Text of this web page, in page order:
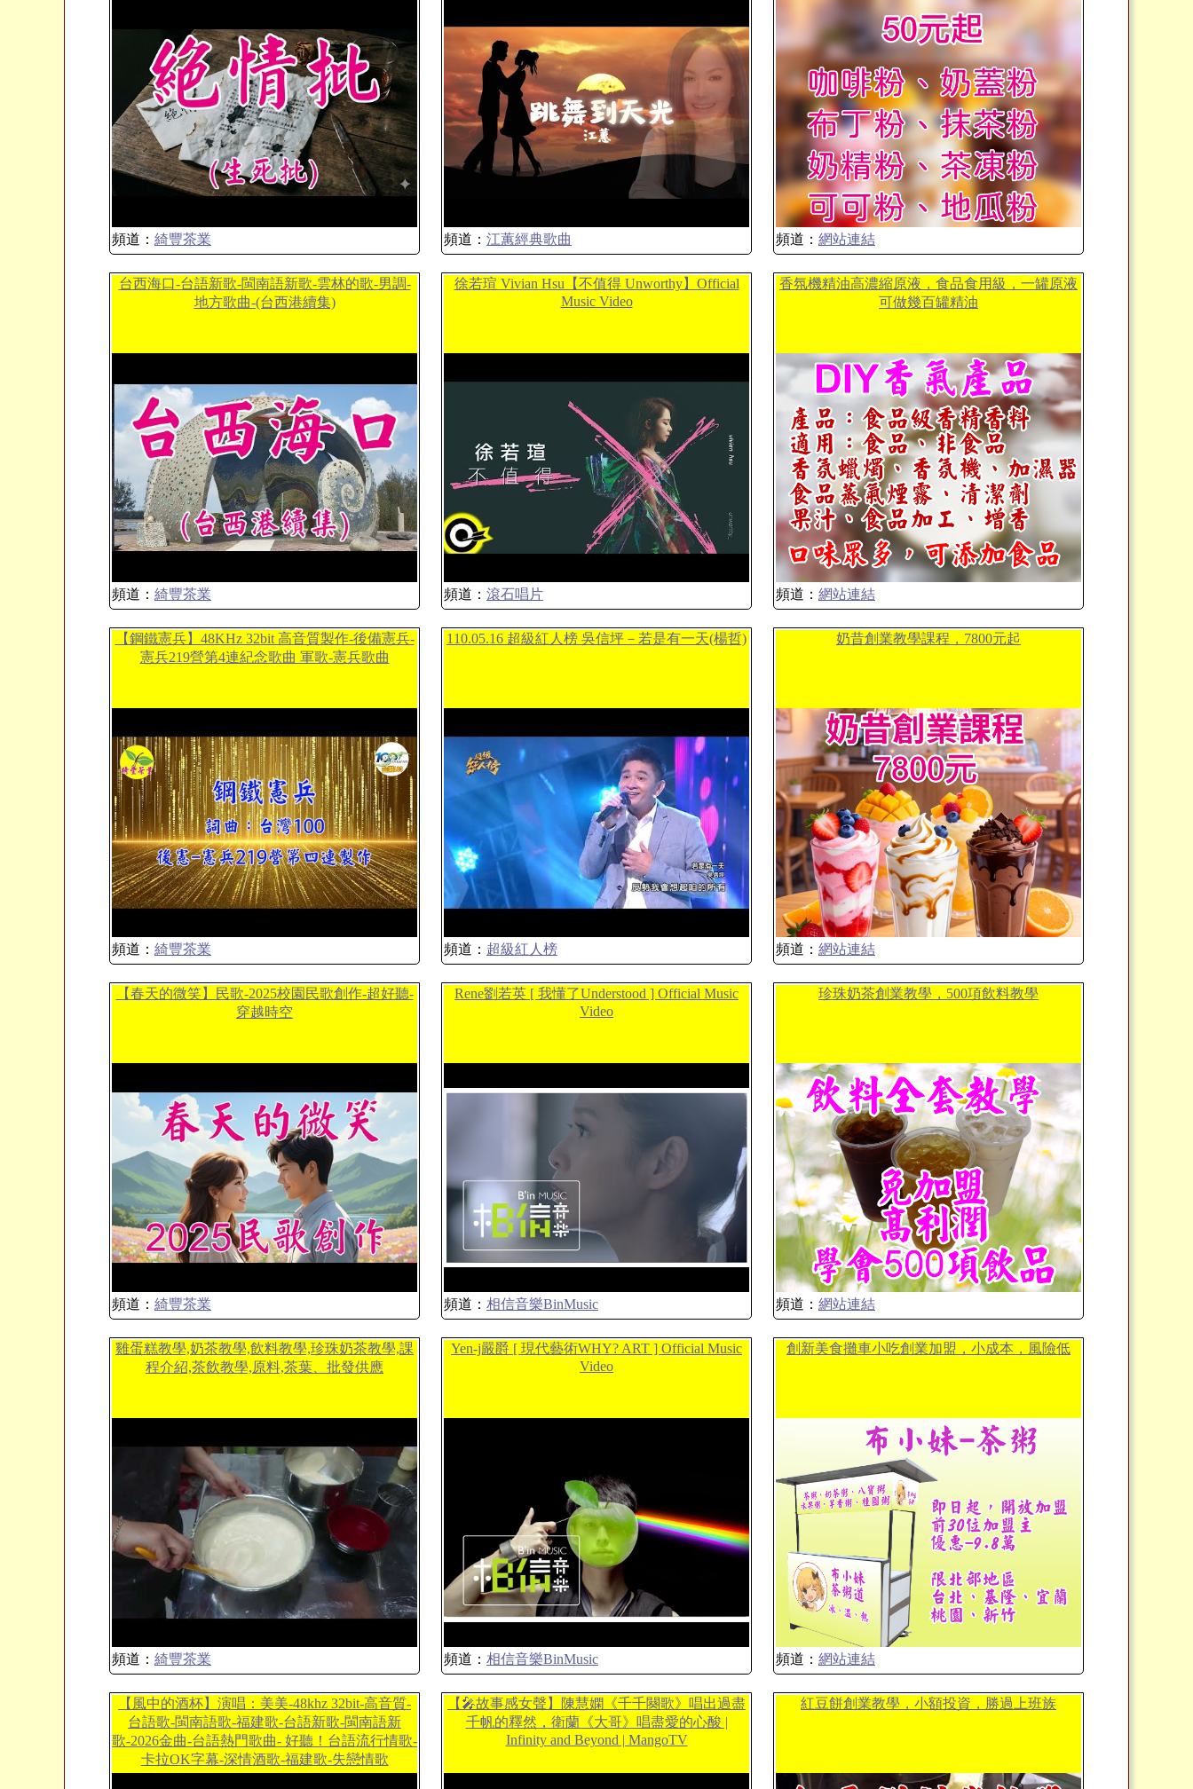
頻道： 綺豐茶業 頻道： 江蕙經典歌曲 頻道： 網站連結
台西海口-台語新歌-閩南語新歌-雲林的歌-男調-
地方歌曲-(台西港續集)
頻道： 綺豐茶業
徐若瑄 Vivian Hsu【不值得 Unworthy】Official
Music Video
頻道： 滾石唱片
香氛機精油高濃縮原液，食品食用級，一罐原液
可做幾百罐精油
頻道： 網站連結
【鋼鐵憲兵】48KHz 32bit 高音質製作-後備憲兵-
憲兵219營第4連紀念歌曲 軍歌-憲兵歌曲
頻道： 綺豐茶業
110.05.16 超級紅人榜 吳信坪－若是有一天(楊哲)
頻道： 超級紅人榜
奶昔創業教學課程，7800元起
頻道： 網站連結
【春天的微笑】民歌-2025校園民歌創作-超好聽-
穿越時空
頻道： 綺豐茶業
Rene劉若英 [ 我懂了Understood ] Official Music
Video
頻道： 相信音樂BinMusic
珍珠奶茶創業教學，500項飲料教學
頻道： 網站連結
雞蛋糕教學,奶茶教學,飲料教學,珍珠奶茶教學,課
程介紹,茶飲教學,原料,茶葉、批發供應
頻道： 綺豐茶業
Yen-j嚴爵 [ 現代藝術WHY? ART ] Official Music
Video
頻道： 相信音樂BinMusic
創新美食攤車小吃創業加盟，小成本，風險低
頻道： 網站連結
【風中的酒杯】演唱：美美-48khz 32bit-高音質-
台語歌-閩南語歌-福建歌-台語新歌-閩南語新
歌-2026金曲-台語熱門歌曲- 好聽！台語流行情歌-
卡拉OK字幕-深情酒歌-福建歌-失戀情歌
【🎤故事感女聲】陳慧嫻《千千闋歌》唱出過盡
千帆的釋然，衛蘭《大哥》唱盡愛的心酸 |
Infinity and Beyond | MangoTV
紅豆餅創業教學，小額投資，勝過上班族